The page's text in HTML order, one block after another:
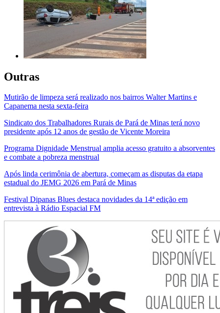
Outras
Mutirão de limpeza será realizado nos bairros Walter Martins e
Capanema nesta sexta-feira
Sindicato dos Trabalhadores Rurais de Pará de Minas terá novo
presidente após 12 anos de gestão de Vicente Moreira
Programa Dignidade Menstrual amplia acesso gratuito a absorventes
e combate a pobreza menstrual
Após linda cerimônia de abertura, começam as disputas da etapa
estadual do JEMG 2026 em Pará de Minas
Festival Dipanas Blues destaca novidades da 14ª edição em
entrevista à Rádio Espacial FM